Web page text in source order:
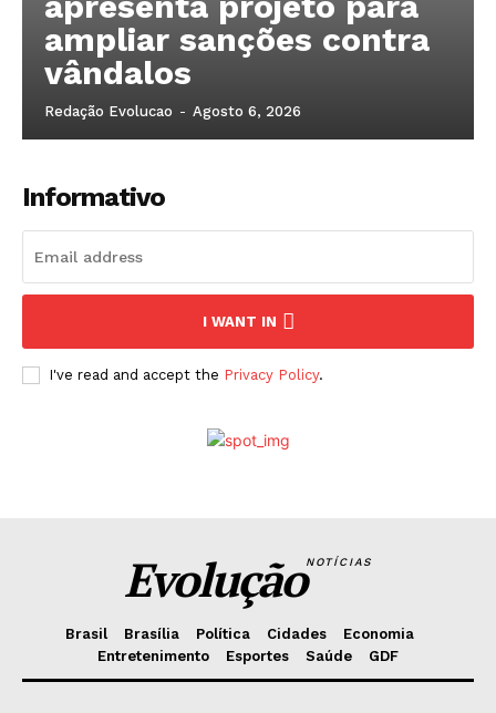
ampliar sanções contra
vândalos
Redação Evolucao - Agosto 6, 2026
Informativo
I WANT IN
I've read and accept the Privacy Policy.
EvoluçãoNOTÍCIAS
Brasil Brasília Política Cidades
Economia
Entretenimento
Esportes Saúde GDF